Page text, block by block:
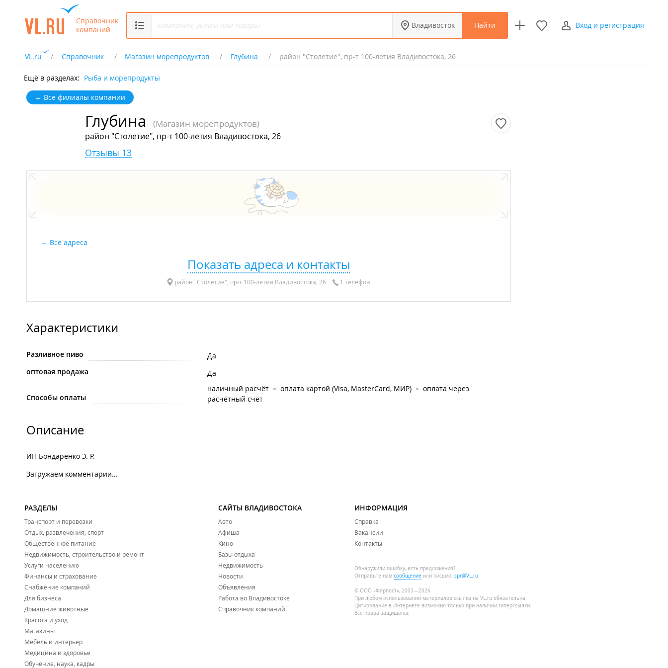
Справочник
компаний
Владивосток Найти Вход и регистрация
VL.ru Справочник Магазин морепродуктов Глубина район "Столетие", пр-т 100-летия Владивостока, 26
Ещё в разделах: Рыба и морепродукты
← Все филиалы компании
Глубина (Магазин морепродуктов)
район "Столетие", пр-т 100-летия Владивостока, 26
Отзывы 13
Все адреса
Показать адреса и контакты
район "Столетие", пр-т 100-летия Владивостока, 26 1 телефон
Характеристики
Разливное пиво
Да
оптовая продажа
Да
Способы оплаты
наличный расчёт оплата картой (Visa, MasterCard, МИР)
оплата через
расчётный счёт
Описание
ИП Бондаренко Э. Р.
Загружаем комментарии...
РАЗДЕЛЫ
Транспорт и перевозки
Отдых, развлечения, спорт
Общественное питание
Недвижимость, строительство и ремонт
Услуги населению
Финансы и страхование
Снабжение компаний
Для бизнеса
Домашние животные
Красота и уход
Магазины
Мебель и интерьер
Медицина и здоровье
Обучение, наука, кадры
САЙТЫ ВЛАДИВОСТОКА
Авто
Афиша
Кино
Базы отдыха
Недвижимость
Новости
Объявления
Работа во Владивостоке
Справочник компаний
ИНФОРМАЦИЯ
Справка
Вакансии
Контакты
Обнаружили ошибку, есть предложения?
Отправьте нам сообщение или письмо: spr@VL.ru
© ООО «Фарпост», 2003—2026
При любом использовании материалов ссылка на VL.ru обязательна.
Цитирование в Интернете возможно только при наличии гиперссылки.
Все права защищены.